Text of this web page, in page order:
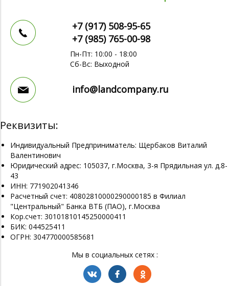
+7 (917) 508-95-65
+7 (985) 765-00-98
Пн-Пт: 10:00 - 18:00
Сб-Вс: Выходной
info@landcompany.ru
Реквизиты:
Индивидуальный Предприниматель: Щербаков Виталий
Валентинович
Юридический адрес: 105037, г.Москва, 3-я Прядильная ул. д.8-
43
ИНН: 771902041346
Расчетный счет: 40802810000290000185 в Филиал
"Центральный" Банка ВТБ (ПАО), г.Москва
Кор.счет: 30101810145250000411
БИК: 044525411
ОГРН: 304770000585681
Мы в социальных сетях :